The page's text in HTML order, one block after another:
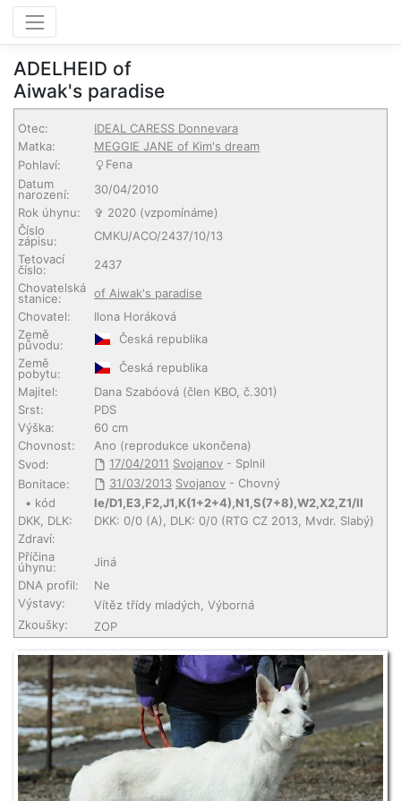
ADELHEID of
Aiwak's paradise
Otec:
IDEAL CARESS Donnevara
Matka:
MEGGIE JANE of Kim's dream
Pohlaví:
Fena
Datum
narození:
30/04/2010
Rok úhynu:
✞ 2020 (vzpomínáme)
Číslo
zápisu:
CMKU/ACO/2437/10/13
Tetovací
číslo:
2437
Chovatelská
stanice:
of Aiwak's paradise
Chovatel:
Ilona Horáková
Země
původu:
Česká republika
Země
pobytu:
Česká republika
Majitel:
Dana Szabóová (člen KBO, č.301)
Srst:
PDS
Výška:
60 cm
Chovnost:
Ano (reprodukce ukončena)
Svod:
17/04/2011 Svojanov - Splnil
Bonitace:
31/03/2013 Svojanov - Chovný
• kód
Ie/D1,E3,F2,J1,K(1+2+4),N1,S(7+8),W2,X2,Z1/II
DKK, DLK:
DKK: 0/0 (A), DLK: 0/0 (RTG CZ 2013, Mvdr. Slabý)
Zdraví:
Příčina
úhynu:
Jiná
DNA profil:
Ne
Výstavy:
Vítěz třídy mladých, Výborná
Zkoušky:
ZOP